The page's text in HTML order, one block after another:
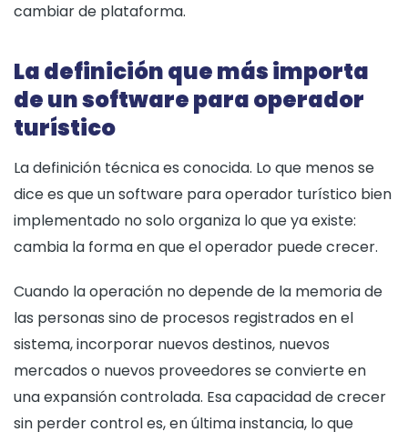
cambiar de plataforma.
La definición que más importa
de un software para operador
turístico
La definición técnica es conocida. Lo que menos se
dice es que un software para operador turístico bien
implementado no solo organiza lo que ya existe:
cambia la forma en que el operador puede crecer.
Cuando la operación no depende de la memoria de
las personas sino de procesos registrados en el
sistema, incorporar nuevos destinos, nuevos
mercados o nuevos proveedores se convierte en
una expansión controlada. Esa capacidad de crecer
sin perder control es, en última instancia, lo que